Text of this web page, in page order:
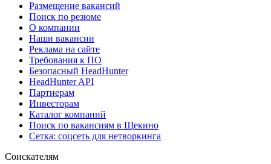
Размещение вакансий
Поиск по резюме
О компании
Наши вакансии
Реклама на сайте
Требования к ПО
Безопасный HeadHunter
HeadHunter API
Партнерам
Инвесторам
Каталог компаний
Поиск по вакансиям в Щекино
Сетка: соцсеть для нетворкинга
Соискателям